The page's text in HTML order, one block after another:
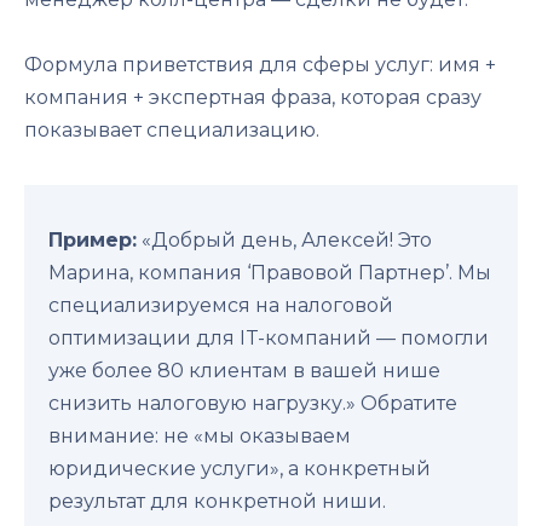
Формула приветствия для сферы услуг: имя +
компания + экспертная фраза, которая сразу
показывает специализацию.
Пример: «Добрый день, Алексей! Это
Марина, компания ‘Правовой Партнер’. Мы
специализируемся на налоговой
оптимизации для IT-компаний — помогли
уже более 80 клиентам в вашей нише
снизить налоговую нагрузку.» Обратите
внимание: не «мы оказываем
юридические услуги», а конкретный
результат для конкретной ниши.